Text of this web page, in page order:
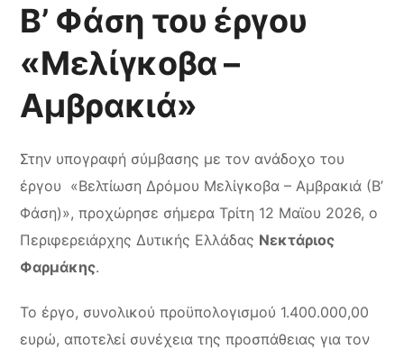
Β’ Φάση του έργου
«Μελίγκοβα –
Αμβρακιά»
Στην υπογραφή σύμβασης με τον ανάδοχο του
έργου «Βελτίωση Δρόμου Μελίγκοβα – Αμβρακιά (Β’
Φάση)», προχώρησε σήμερα Τρίτη 12 Μαϊου 2026, ο
Περιφερειάρχης Δυτικής Ελλάδας Νεκτάριος
Φαρμάκης.
Το έργο, συνολικού προϋπολογισμού 1.400.000,00
ευρώ, αποτελεί συνέχεια της προσπάθειας για τον